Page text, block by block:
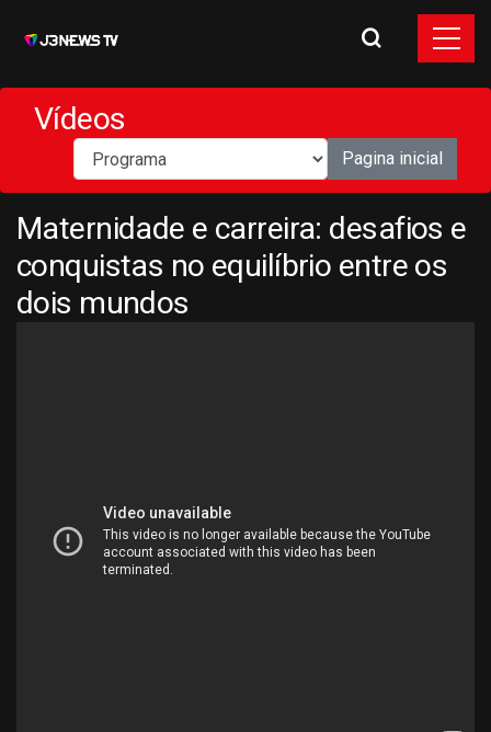
Vídeos
Pagina inicial
Maternidade e carreira: desafios e
conquistas no equilíbrio entre os
dois mundos